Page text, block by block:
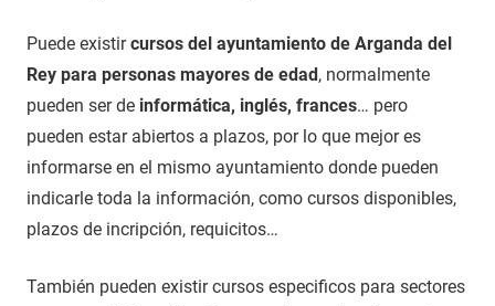
Puede existircursos del ayuntamiento de Arganda del
Rey para personas mayores de edad, normalmente
pueden ser de informática, inglés, frances… pero
pueden estar abiertos a plazos, por lo que mejor es
informarse en el mismo ayuntamiento donde pueden
indicarle toda la información, como cursos disponibles,
plazos de incripción, requicitos…
También pueden existir cursos especificos para sectores